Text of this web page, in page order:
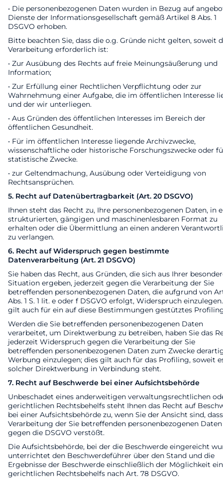
• Die personenbezogenen Daten wurden in Bezug auf
Dienste der Informationsgesellschaft gemäß Artikel 8 Abs. 1
DSGVO erhoben.
Bitte beachten Sie, dass die o.g. Gründe nicht gelten, soweit
Verarbeitung erforderlich ist:
• Zur Ausübung des Rechts auf freie Meinungsäußerung und
Information;
• Zur Erfüllung einer Rechtlichen Verpflichtung oder zur
Wahrnehmung einer Aufgabe, die im öffentlichen Interesse
und der wir unterliegen.
• Aus Gründen des öffentlichen Interesses im Bereich der
öffentlichen Gesundheit.
• Für im öffentlichen Interesse liegende Archivzwecke,
wissenschaftliche oder historische Forschungszwecke oder
statistische Zwecke.
• zur Geltendmachung, Ausübung oder Verteidigung von
Rechtsansprüchen.
5. Recht auf Datenübertragbarkeit (Art. 20 DSGVO)
Ihnen steht das Recht zu, Ihre personenbezogenen Daten, in
strukturierten, gängigen und maschinenlesbaren Format zu
erhalten oder die Übermittlung an einen anderen
zu verlangen.
6. Recht auf Widerspruch gegen bestimmte
Datenverarbeitung (Art. 21 DSGVO)
Sie haben das Recht, aus Gründen, die sich aus Ihrer
Situation ergeben, jederzeit gegen die Verarbeitung der Sie
betreffenden personenbezogenen Daten, die aufgrund von
Abs. 1 S. 1 lit. e oder f DSGVO erfolgt, Widerspruch
gilt auch für ein auf diese Bestimmungen gestütztes
Werden die Sie betreffenden personenbezogenen Daten
verarbeitet, um Direktwerbung zu betreiben, haben Sie das
jederzeit Widerspruch gegen die Verarbeitung der Sie
betreffenden personenbezogenen Daten zum Zwecke
Werbung einzulegen; dies gilt auch für das Profiling, soweit
solcher Direktwerbung in Verbindung steht.
7. Recht auf Beschwerde bei einer Aufsichtsbehörde
Unbeschadet eines anderweitigen verwaltungsrechtlichen
gerichtlichen Rechtsbehelfs steht Ihnen das Recht auf
bei einer Aufsichtsbehörde zu, wenn Sie der Ansicht sind,
Verarbeitung der Sie betreffenden personenbezogenen Daten
gegen die DSGVO verstößt.
Die Aufsichtsbehörde, bei der die Beschwerde eingereicht
unterrichtet den Beschwerdeführer über den Stand und die
Ergebnisse der Beschwerde einschließlich der Möglichkeit
gerichtlichen Rechtsbehelfs nach Art. 78 DSGVO.